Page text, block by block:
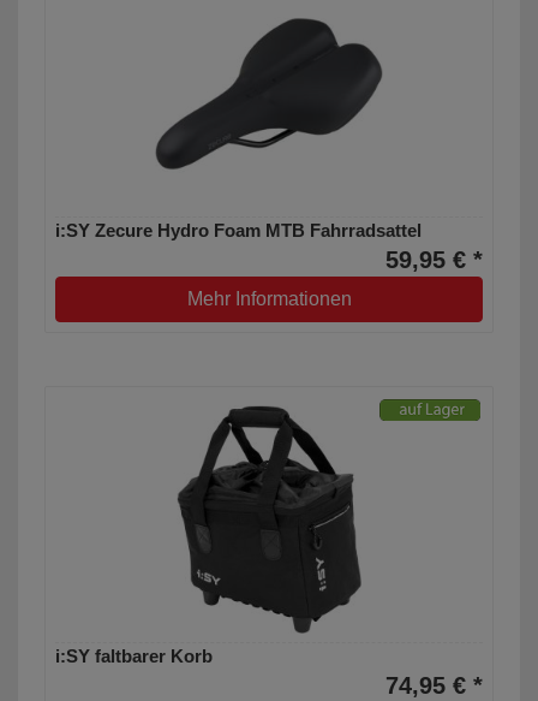
i:SY Zecure Hydro Foam MTB Fahrradsattel
59,95 € *
Mehr Informationen
i:SY faltbarer Korb
74,95 € *